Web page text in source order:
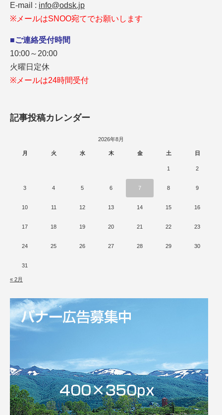
E-mail : info@odsk.jp
※メールはSNOO宛てでお願いします
■ご連絡受付時間
10:00～20:00
火曜日定休
※メールは24時間受付
記事投稿カレンダー
2026年8月
月 火 水 木 金 土 日
1 2
3 4 5 6 7 8 9
10 11 12 13 14 15 16
17 18 19 20 21 22 23
24 25 26 27 28 29 30
31
« 2月